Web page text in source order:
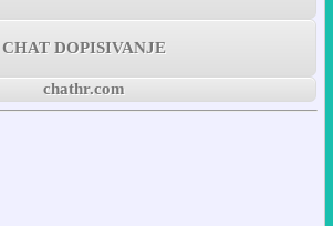
CHAT DOPISIVANJE
chathr.com